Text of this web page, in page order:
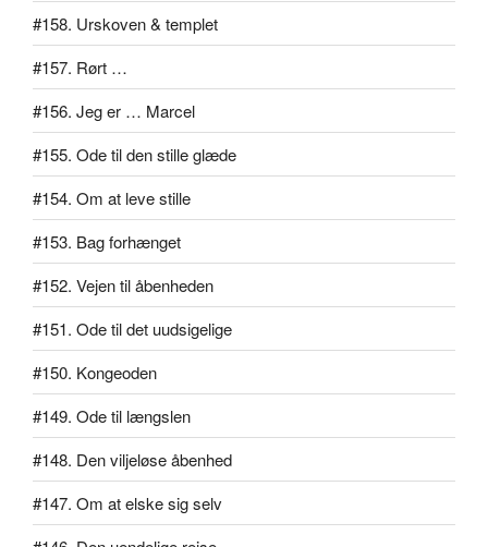
#158. Urskoven & templet
#157. Rørt …
#156. Jeg er … Marcel
#155. Ode til den stille glæde
#154. Om at leve stille
#153. Bag forhænget
#152. Vejen til åbenheden
#151. Ode til det uudsigelige
#150. Kongeoden
#149. Ode til længslen
#148. Den viljeløse åbenhed
#147. Om at elske sig selv